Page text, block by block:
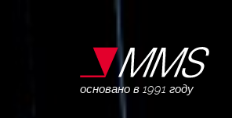
основано в 1991 году